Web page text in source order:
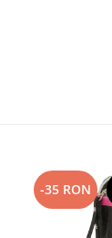
-35 RON